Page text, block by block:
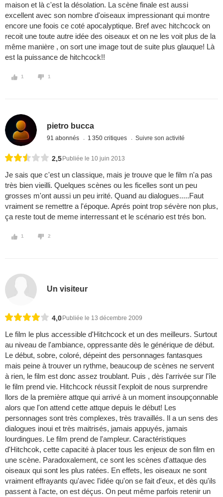
maison et là c'est la désolation. La scène finale est aussi
excellent avec son nombre d'oiseaux impressionant qui montre
encore une foois ce coté apocalyptique. Bref avec hitchcock on
recoit une toute autre idée des oiseaux et on ne les voit plus de la
même manière , on sort une image tout de suite plus glauque! Là
est la puissance de hitchcock!!
1 1
pietro bucca
91 abonnés 1 350 critiques Suivre son activité
2,5 Publiée le 10 juin 2013
Je sais que c'est un classique, mais je trouve que le film n'a pas
très bien vieilli. Quelques scènes ou les ficelles sont un peu
grosses m'ont aussi un peu irrité. Quand au dialogues.....Faut
vraiment se remettre a l'époque. Aprés point trop sévère non plus,
ça reste tout de meme interressant et le scénario est trés bon.
1 2
Un visiteur
4,0 Publiée le 13 décembre 2009
Le film le plus accessible d'Hitchcock et un des meilleurs. Surtout
au niveau de l'ambiance, oppressante dès le générique de début.
Le début, sobre, coloré, dépeint des personnages fantasques
mais peine à trouver un rythme, beaucoup de scènes ne servent
à rien, le film est donc assez troublant. Puis , dès l'arrivée sur l'île
le film prend vie. Hitchcock réussit l'exploit de nous surprendre
llors de la première attque qui arrivé à un moment insoupçonnable
alors que l'on attend cette attque depuis le début! Les
personnages sont très complexes, très travaillés. Il a un sens des
dialogues inoui et très maitrisés, jamais appuyés, jamais
lourdingues. Le film prend de l'ampleur. Caractéristiques
d'Hitchcok, cette capacité à placer tous les enjeux de son film en
une scène. Paradoxalement, ce sont les scènes d'attaque des
oiseaux qui sont les plus ratées. En effets, les oiseaux ne sont
vraiment effrayants qu'avec l'idée qu'on se fait d'eux, et dès qu'ils
passent à l'acte, on est déçus. On peut même parfois retenir un